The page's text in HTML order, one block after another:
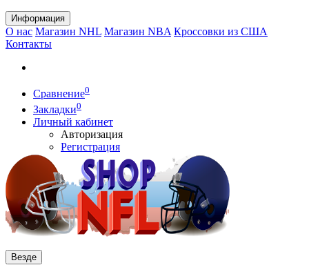
Информация
О нас Магазин NHL Магазин NBA Кроссовки из США
Контакты
Сравнение0
Закладки0
Личный кабинет
Авторизация
Регистрация
Везде